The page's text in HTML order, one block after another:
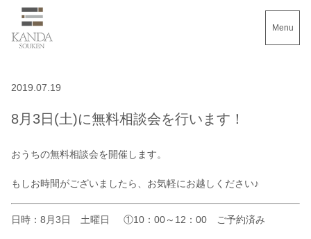
Menu
2019.07.19
8月3日(土)に無料相談会を行います！
おうちの無料相談会を開催します。
もしお時間がございましたら、お気軽にお越しください♪
日時：8月3日 土曜日 ①10：00～12：00 ご予約済み